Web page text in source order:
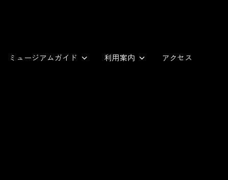
ミュージアムガイド 利用案内 アクセス